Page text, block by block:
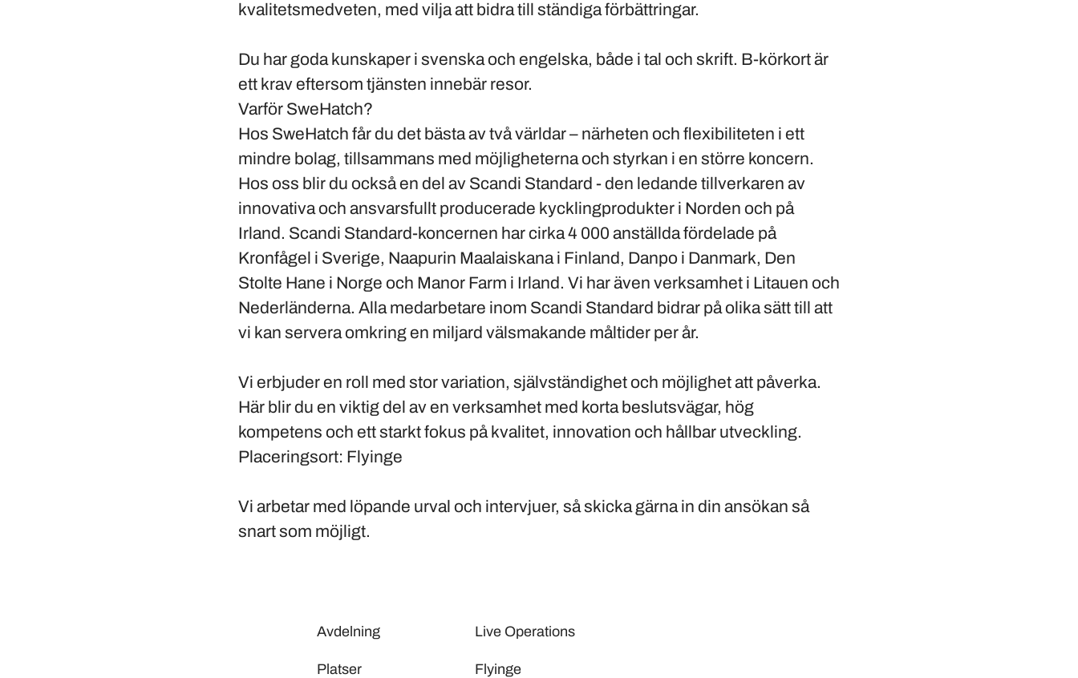
kvalitetsmedveten, med vilja att bidra till ständiga förbättringar.
Du har goda kunskaper i svenska och engelska, både i tal och skrift. B-körkort är
ett krav eftersom tjänsten innebär resor.
Varför SweHatch?
Hos SweHatch får du det bästa av två världar – närheten och flexibiliteten i ett
mindre bolag, tillsammans med möjligheterna och styrkan i en större koncern.
Hos oss blir du också en del av Scandi Standard - den ledande tillverkaren av
innovativa och ansvarsfullt producerade kycklingprodukter i Norden och på
Irland. Scandi Standard-koncernen har cirka 4 000 anställda fördelade på
Kronfågel i Sverige, Naapurin Maalaiskana i Finland, Danpo i Danmark, Den
Stolte Hane i Norge och Manor Farm i Irland. Vi har även verksamhet i Litauen och
Nederländerna. Alla medarbetare inom Scandi Standard bidrar på olika sätt till att
vi kan servera omkring en miljard välsmakande måltider per år.
Vi erbjuder en roll med stor variation, självständighet och möjlighet att påverka.
Här blir du en viktig del av en verksamhet med korta beslutsvägar, hög
kompetens och ett starkt fokus på kvalitet, innovation och hållbar utveckling.
Placeringsort: Flyinge
Vi arbetar med löpande urval och intervjuer, så skicka gärna in din ansökan så
snart som möjligt.
Avdelning Live Operations
Platser Flyinge